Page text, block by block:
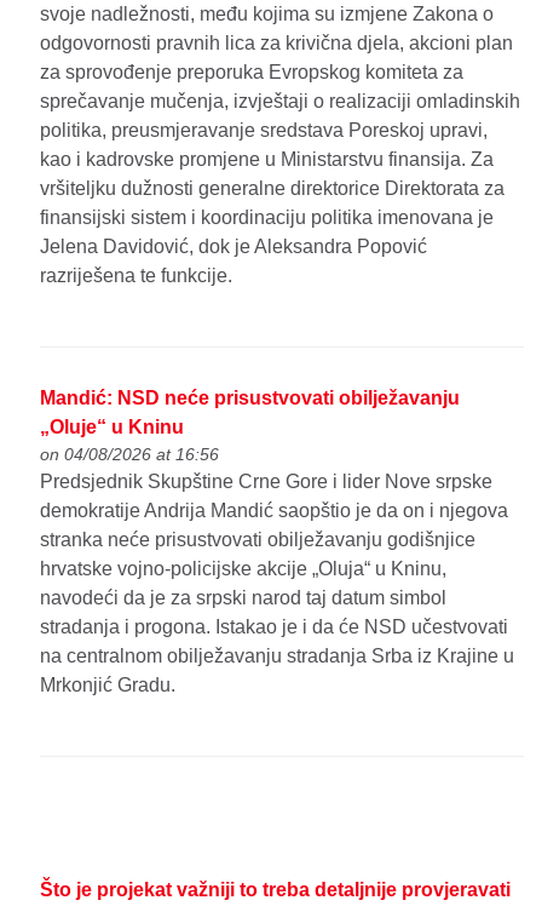
svoje nadležnosti, među kojima su izmjene Zakona o
odgovornosti pravnih lica za krivična djela, akcioni plan
za sprovođenje preporuka Evropskog komiteta za
sprečavanje mučenja, izvještaji o realizaciji omladinskih
politika, preusmjeravanje sredstava Poreskoj upravi,
kao i kadrovske promjene u Ministarstvu finansija. Za
vršiteljku dužnosti generalne direktorice Direktorata za
finansijski sistem i koordinaciju politika imenovana je
Jelena Davidović, dok je Aleksandra Popović
razriješena te funkcije.
Mandić: NSD neće prisustvovati obilježavanju
„Oluje“ u Kninu
on 04/08/2026 at 16:56
Predsjednik Skupštine Crne Gore i lider Nove srpske
demokratije Andrija Mandić saopštio je da on i njegova
stranka neće prisustvovati obilježavanju godišnjice
hrvatske vojno-policijske akcije „Oluja“ u Kninu,
navodeći da je za srpski narod taj datum simbol
stradanja i progona. Istakao je i da će NSD učestvovati
na centralnom obilježavanju stradanja Srba iz Krajine u
Mrkonjić Gradu.
Što je projekat važniji to treba detaljnije provjeravati